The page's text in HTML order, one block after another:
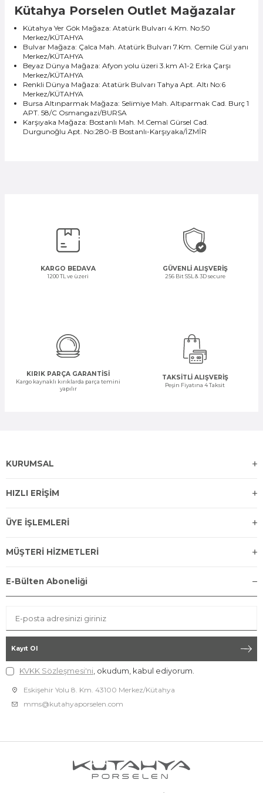
Kütahya Porselen Outlet Mağazalar
Kütahya Yer Gök Mağaza: Atatürk Bulvarı 4.Km. No:50
Merkez/KÜTAHYA
Bulvar Mağaza: Çalca Mah. Atatürk Bulvarı 7.Km. Cemile Gül yanı
Merkez/KÜTAHYA
Beyaz Dünya Mağaza: Afyon yolu üzeri 3.km A1-2 Erka Çarşı
Merkez/KÜTAHYA
Renkli Dünya Mağaza: Atatürk Bulvarı Tahya Apt. Altı No:6
Merkez/KÜTAHYA
Bursa Altınparmak Mağaza: Selimiye Mah. Altıparmak Cad. Burç 1
APT. 58/C Osmangazi/BURSA
Karşıyaka Mağaza: Bostanlı Mah. M.Cemal Gürsel Cad.
Durgunoğlu Apt. No:280-B Bostanlı-Karşıyaka/İZMİR
KARGO BEDAVA
1200 TL ve üzeri
GÜVENLİ ALIŞVERİŞ
256 Bit SSL & 3D secure
KIRIK PARÇA GARANTİSİ
Kargo kaynaklı kırıklarda parça temini
yapılır
TAKSİTLİ ALIŞVERİŞ
Peşin Fiyatına 4 Taksit
KURUMSAL
HIZLI ERİŞİM
ÜYE İŞLEMLERİ
MÜŞTERİ HİZMETLERİ
E-Bülten Aboneliği
Kayıt Ol
KVKK Sözleşmesi'ni , okudum, kabul ediyorum.
Eskişehir Yolu 8. Km. 43100 Merkez/Kütahya
mms@kutahyaporselen.com